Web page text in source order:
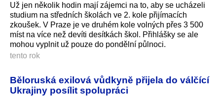
Už jen několik hodin mají zájemci na to, aby se ucházeli
studium na středních školách ve 2. kole přijímacích
zkoušek. V Praze je ve druhém kole volných přes 3 500
míst na více než devíti desítkách škol. Přihlášky se ale
mohou vyplnit už pouze do pondělní půlnoci.
tento rok
Běloruská exilová vůdkyně přijela do válčící
Ukrajiny posílit spolupráci